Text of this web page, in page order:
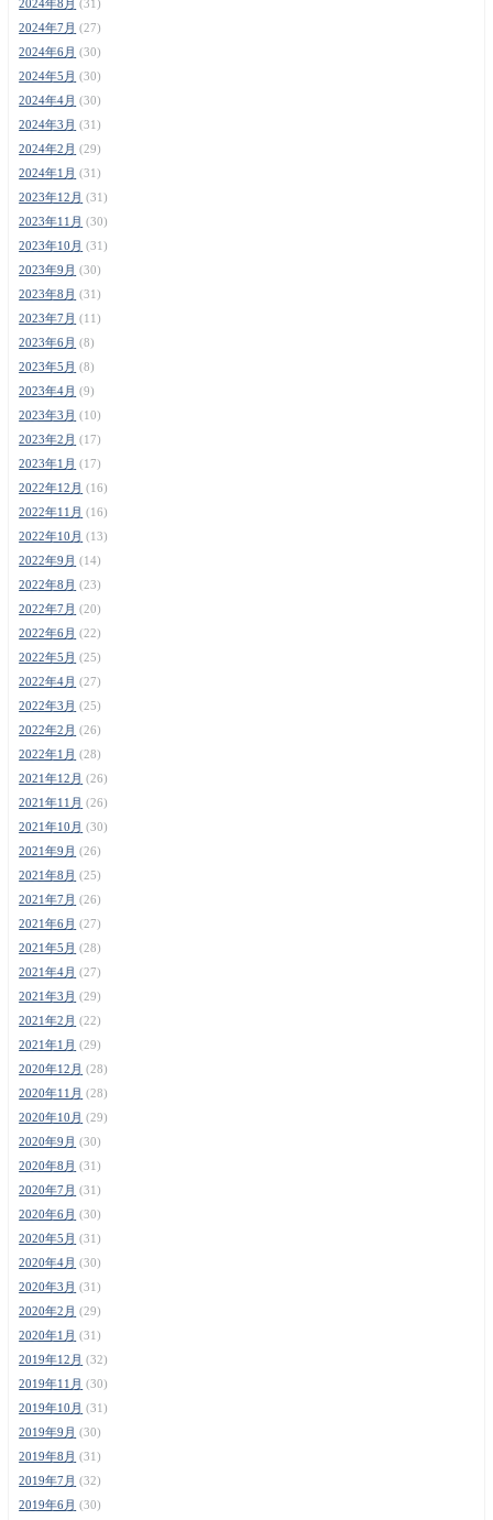
2024年8月 (31)
2024年7月 (27)
2024年6月 (30)
2024年5月 (30)
2024年4月 (30)
2024年3月 (31)
2024年2月 (29)
2024年1月 (31)
2023年12月 (31)
2023年11月 (30)
2023年10月 (31)
2023年9月 (30)
2023年8月 (31)
2023年7月 (11)
2023年6月 (8)
2023年5月 (8)
2023年4月 (9)
2023年3月 (10)
2023年2月 (17)
2023年1月 (17)
2022年12月 (16)
2022年11月 (16)
2022年10月 (13)
2022年9月 (14)
2022年8月 (23)
2022年7月 (20)
2022年6月 (22)
2022年5月 (25)
2022年4月 (27)
2022年3月 (25)
2022年2月 (26)
2022年1月 (28)
2021年12月 (26)
2021年11月 (26)
2021年10月 (30)
2021年9月 (26)
2021年8月 (25)
2021年7月 (26)
2021年6月 (27)
2021年5月 (28)
2021年4月 (27)
2021年3月 (29)
2021年2月 (22)
2021年1月 (29)
2020年12月 (28)
2020年11月 (28)
2020年10月 (29)
2020年9月 (30)
2020年8月 (31)
2020年7月 (31)
2020年6月 (30)
2020年5月 (31)
2020年4月 (30)
2020年3月 (31)
2020年2月 (29)
2020年1月 (31)
2019年12月 (32)
2019年11月 (30)
2019年10月 (31)
2019年9月 (30)
2019年8月 (31)
2019年7月 (32)
2019年6月 (30)